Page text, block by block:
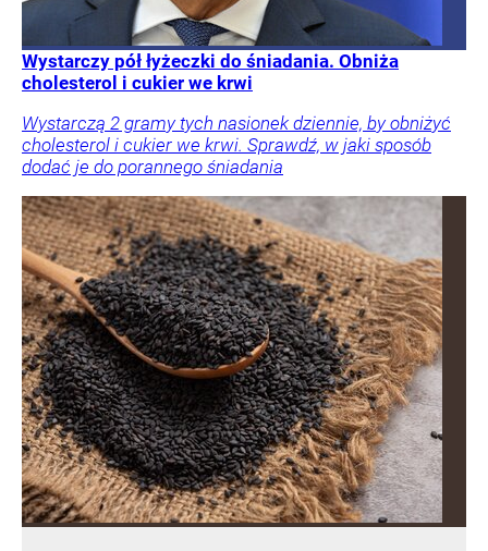
Wystarczy pół łyżeczki do śniadania. Obniża
cholesterol i cukier we krwi
Wystarczą 2 gramy tych nasionek dziennie, by obniżyć
cholesterol i cukier we krwi. Sprawdź, w jaki sposób
dodać je do porannego śniadania